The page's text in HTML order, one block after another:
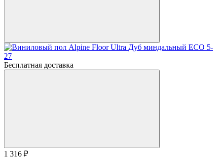
Бесплатная доставка
1 316 ₽